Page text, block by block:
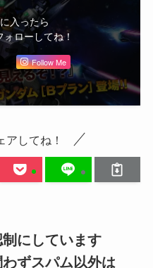
入ったら
ローしてね！
Follow Me
アしてね！
にしています
ずスパム以外は